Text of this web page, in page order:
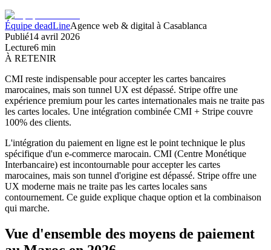
Équipe deadLineAgence web & digital à Casablanca
Publié14 avril 2026
Lecture6 min
À RETENIR
CMI reste indispensable pour accepter les cartes bancaires
marocaines, mais son tunnel UX est dépassé. Stripe offre une
expérience premium pour les cartes internationales mais ne traite pas
les cartes locales. Une intégration combinée CMI + Stripe couvre
100% des clients.
L'intégration du paiement en ligne est le point technique le plus
spécifique d'un e-commerce marocain. CMI (Centre Monétique
Interbancaire) est incontournable pour accepter les cartes
marocaines, mais son tunnel d'origine est dépassé. Stripe offre une
UX moderne mais ne traite pas les cartes locales sans
contournement. Ce guide explique chaque option et la combinaison
qui marche.
Vue d'ensemble des moyens de paiement